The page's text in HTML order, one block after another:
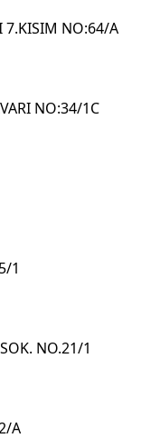
7.KISIM NO:64/A
NO:34/1C
1
NO.21/1
A